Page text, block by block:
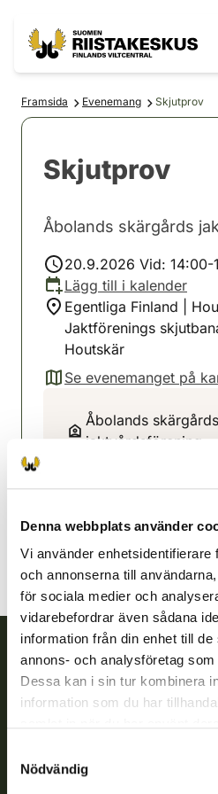
Denna webbplats använder
Vi använder enhetsidentifierare
och annonserna till
för sociala medier och
vidarebefordrar även sådana
information från din enhet till
annons- och analysföretag
Dessa kan i sin tur kombinera
information som du har
Nödvändig
Framsida Evenemang Skjutprov
Skjutprov
Åbolands skärgårds
20.9.2026 Vid: 14:00-
Lägg till i kalender
Egentliga Finland |
Jaktförenings
Houtskär
Se evenemanget på
(avautuu uuteen
Åbolands skärgårds
jaktvårdsförening
Finlands viltcentral
verkställs och svarar för de
som föreskrivs.